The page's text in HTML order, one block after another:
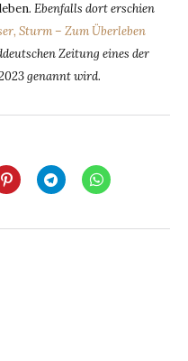
. Ebenfalls dort erschien
Sturm – Zum Überleben
Zeitung eines der
genannt wird.